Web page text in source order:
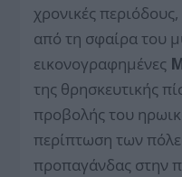
χρονικές
από τη σφαίρα του
εικονογραφημένες
της θρησκευτικής
προβολής του
περίπτωση των
προπαγάνδας στην